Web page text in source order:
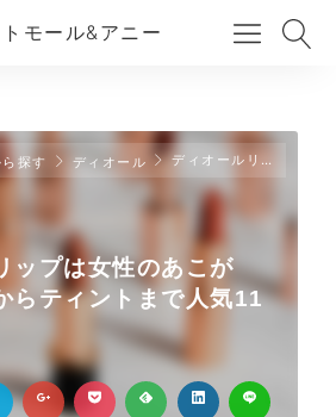
モール&アニー
探す ディオール ディオールリップは女性のあこがれ！グロスからティントまで人気11アイテム
ップは女性のあこが
らティントまで人気11